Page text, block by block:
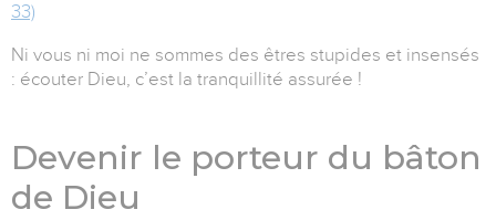
33)
Ni vous ni moi ne sommes des êtres stupides et insensés
: écouter Dieu, c’est la tranquillité assurée !
Devenir le porteur du bâton
de Dieu